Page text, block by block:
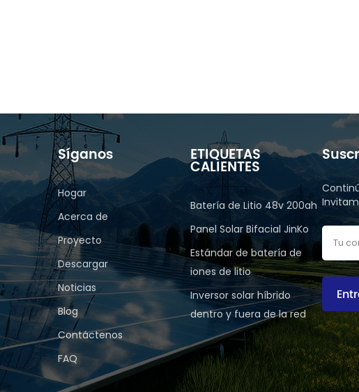
Síganos
Hogar
Acerca de
Proyecto
Descargar
Noticias
Blog
Contáctenos
FAQ
ETIQUETAS
CALIENTES
Batería de Litio 48v 200ah
Panel Solar Bifacial JinKo
Estándar de batería de
iones de litio
Inversor solar híbrido
dentro y fuera de la red